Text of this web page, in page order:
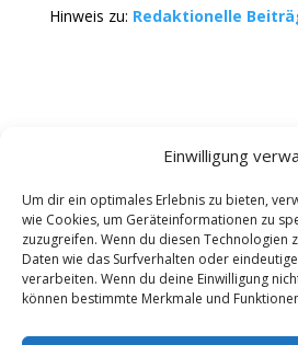
Einwilligung
Um dir ein optimales Erlebnis zu bieten,
wie Cookies, um Geräteinformationen zu
zuzugreifen. Wenn du diesen Technologien
Daten wie das Surfverhalten oder
verarbeiten. Wenn du deine Einwilligung
können bestimmte Merkmale und
Hinweis zu: Redaktionelle
Kontakt Impressum
Werbung buchen
Copyright 2025-2026 | Web24
Alle Rechte vorbehalten